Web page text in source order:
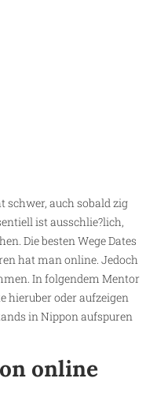
schwer, auch sobald zig
ist ausschlie?lich,
Die besten Wege Dates
hat man online. Jedoch
In folgendem Mentor
hieruber oder aufzeigen
in Nippon aufspuren
online